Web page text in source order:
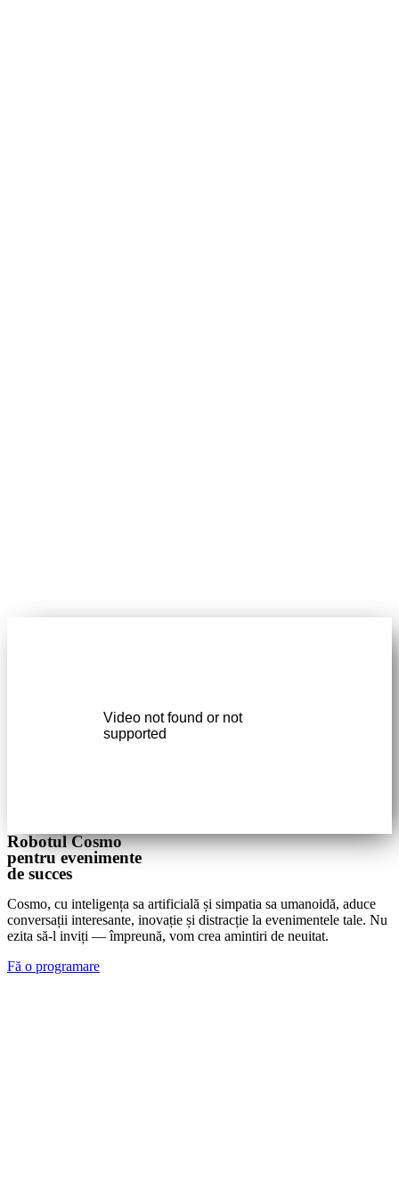
Robotul Cosmo
pentru evenimente
de succes
Cosmo, cu inteligența sa artificială și simpatia sa umanoidă, aduce
conversații interesante, inovație și distracție la evenimentele tale. Nu
ezita să-l inviți — împreună, vom crea amintiri de neuitat.
Fă o programare